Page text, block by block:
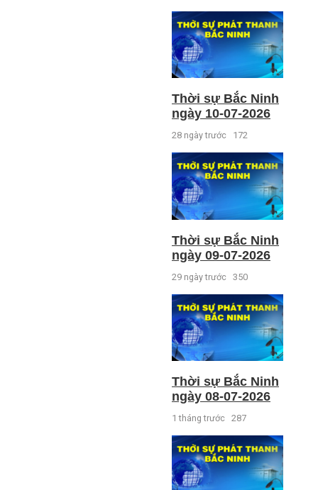
Thời sự Bắc Ninh
ngày 10-07-2026
28 ngày trước 172
Thời sự Bắc Ninh
ngày 09-07-2026
29 ngày trước 350
Thời sự Bắc Ninh
ngày 08-07-2026
1 tháng trước 287